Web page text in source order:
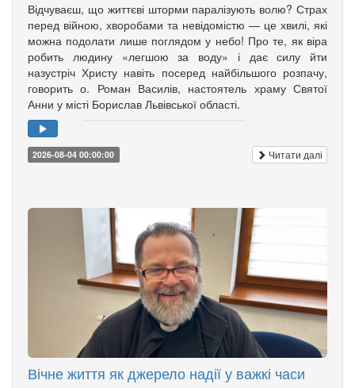
Відчуваєш, що життєві шторми паралізують волю? Страх
перед війною, хворобами та невідомістю — це хвилі, які
можна подолати лише поглядом у небо! Про те, як віра
робить людину «легшою за воду» і дає силу йти
назустріч Христу навіть посеред найбільшого розпачу,
говорить о. Роман Василів, настоятель храму Святої
Анни у місті Борислав Львівської області.
2026-08-04 00:00:00 Читати далі
Вічне життя як джерело надії у важкі часи